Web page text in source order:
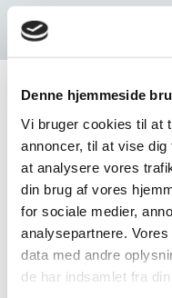
Denne hjemmeside
Vi bruger cookies til at
annoncer, til at vise
at analysere vores
din brug af vores
for sociale medier,
analysepartnere.
data med andre
de har indsamlet fra
Du kan se
eller